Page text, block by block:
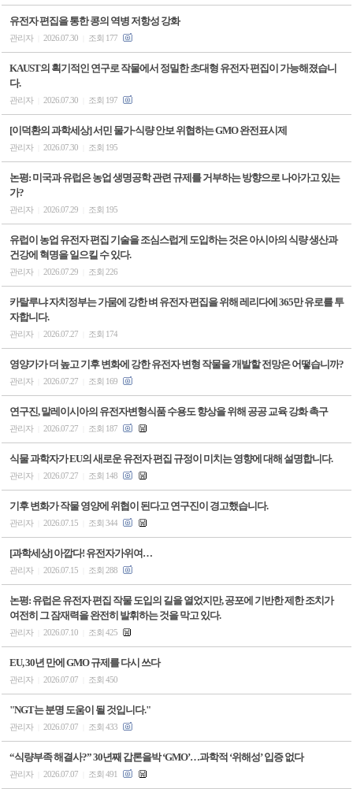
유전자 편집을 통한 콩의 역병 저항성 강화
관리자 2026.07.30 조회 177
KAUST의 획기적인 연구로 작물에서 정밀한 초대형 유전자 편집이 가능해졌습니
다.
관리자 2026.07.30 조회 197
[이덕환의 과학세상] 서민 물가·식량 안보 위협하는 GMO 완전표시제
관리자 2026.07.30 조회 195
논평: 미국과 유럽은 농업 생명공학 관련 규제를 거부하는 방향으로 나아가고 있는
가?
관리자 2026.07.29 조회 195
유럽이 농업 유전자 편집 기술을 조심스럽게 도입하는 것은 아시아의 식량 생산과
건강에 혁명을 일으킬 수 있다.
관리자 2026.07.29 조회 226
카탈루냐 자치정부는 가뭄에 강한 벼 유전자 편집을 위해 레리다에 365만 유로를 투
자합니다.
관리자 2026.07.27 조회 174
영양가가 더 높고 기후 변화에 강한 유전자 변형 작물을 개발할 전망은 어떻습니까?
관리자 2026.07.27 조회 169
연구진, 말레이시아의 유전자변형식품 수용도 향상을 위해 공공 교육 강화 촉구
관리자 2026.07.27 조회 187
식물 과학자가 EU의 새로운 유전자 편집 규정이 미치는 영향에 대해 설명합니다.
관리자 2026.07.27 조회 148
기후 변화가 작물 영양에 위협이 된다고 연구진이 경고했습니다.
관리자 2026.07.15 조회 344
[과학세상] 아깝다! 유전자가위여…
관리자 2026.07.15 조회 288
논평: 유럽은 유전자 편집 작물 도입의 길을 열었지만, 공포에 기반한 제한 조치가
여전히 그 잠재력을 완전히 발휘하는 것을 막고 있다.
관리자 2026.07.10 조회 425
EU, 30년 만에 GMO 규제를 다시 쓰다
관리자 2026.07.07 조회 450
"NGT는 분명 도움이 될 것입니다."
관리자 2026.07.07 조회 433
“식량부족 해결사?” 30년째 갑론을박 ‘GMO’…과학적 ‘위해성’ 입증 없다
관리자 2026.07.07 조회 491